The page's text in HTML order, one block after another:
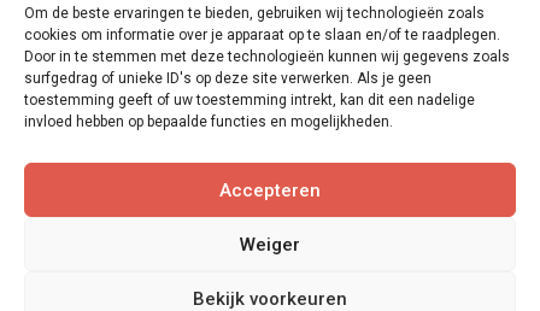
Om de beste ervaringen te bieden, gebruiken wij technologieën zoals
cookies om informatie over je apparaat op te slaan en/of te raadplegen.
Door in te stemmen met deze technologieën kunnen wij gegevens zoals
surfgedrag of unieke ID's op deze site verwerken. Als je geen
toestemming geeft of uw toestemming intrekt, kan dit een nadelige
invloed hebben op bepaalde functies en mogelijkheden.
Accepteren
Weiger
Bekijk voorkeuren
Floer Visgraat Dryback PVC | 4 kleuren